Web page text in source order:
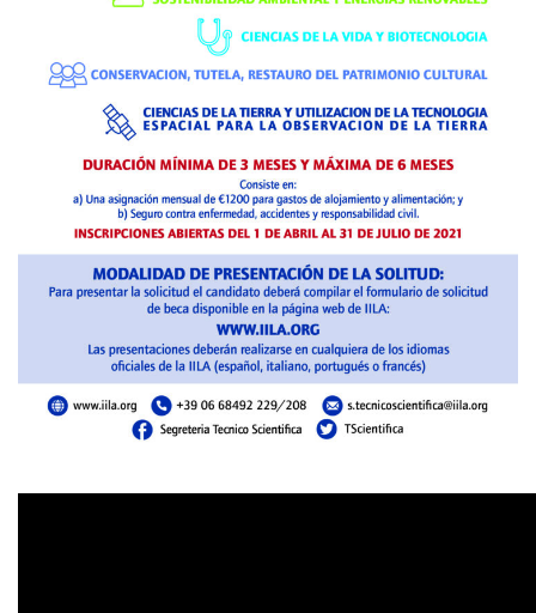
Pubblicazioni
OPPORTUNITÀ
Bandi
Borse di studio
Alta Formazione
Albo fornitori
Contratti/Accordi/Grant